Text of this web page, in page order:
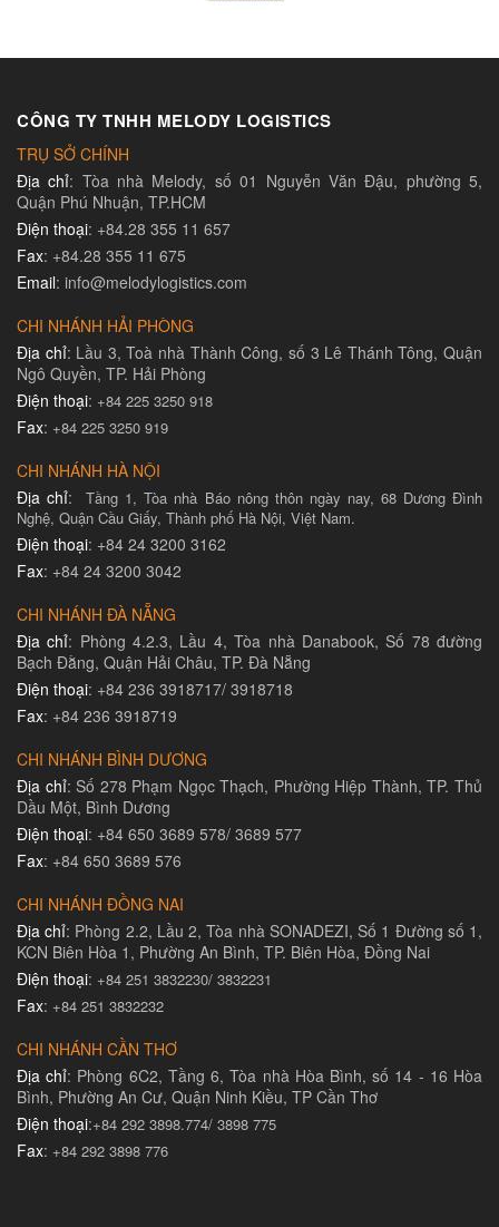
CÔNG TY TNHH MELODY LOGISTICS
TRỤ SỞ CHÍNH
Địa chỉ: Tòa nhà Melody, số 01 Nguyễn Văn Đậu, phường 5,
Quận Phú Nhuận, TP.HCM
Điện thoại: +84.28 355 11 657
Fax: +84.28 355 11 675
Email: info@melodylogistics.com
CHI NHÁNH HẢI PHÒNG
Địa chỉ: Lầu 3, Toà nhà Thành Công, số 3 Lê Thánh Tông, Quận
Ngô Quyền, TP. Hải Phòng
Điện thoại: +84 225 3250 918
Fax: +84 225 3250 919
CHI NHÁNH HÀ NỘI
Địa chỉ:
Tầng 1, Tòa nhà Báo nông thôn ngày nay, 68 Dương Đình
Nghệ, Quận Cầu Giấy, Thành phố Hà Nội, Việt Nam.
Điện thoại: +84 24 3200 3162
Fax: +84 24 3200 3042
CHI NHÁNH ĐÀ NẴNG
Địa chỉ: Phòng 4.2.3, Lầu 4, Tòa nhà Danabook, Số 78 đường
Bạch Đằng, Quận Hải Châu, TP. Đà Nẵng
Điện thoại: +84 236 3918717/ 3918718
Fax: +84 236 3918719
CHI NHÁNH BÌNH DƯƠNG
Địa chỉ: Số 278 Phạm Ngọc Thạch, Phường Hiệp Thành, TP. Thủ
Dầu Một, Bình Dương
Điện thoại: +84 650 3689 578/ 3689 577
Fax: +84 650 3689 576
CHI NHÁNH ĐỒNG NAI
Địa chỉ: Phòng 2.2, Lầu 2, Tòa nhà SONADEZI, Số 1 Đường số 1,
KCN Biên Hòa 1, Phường An Bình, TP. Biên Hòa, Đồng Nai
Điện thoại: +84 251 3832230/ 3832231​
Fax: +84 251 3832232
CHI NHÁNH CẦN THƠ
Địa chỉ: Phòng 6C2, Tầng 6, Tòa nhà Hòa Bình, số 14 - 16 Hòa
Bình, Phường An Cư, Quận Ninh Kiều, TP Cần Thơ
Điện thoại:+84 292 3898.774/ 3898 775
Fax: +84 292 3898 776